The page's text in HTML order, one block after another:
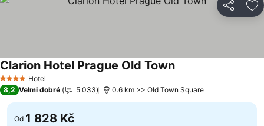
Sdílet
4 Počet hvězdiček
Hotel
Clarion Hotel Prague Old Town
8,2 Velmi dobré 5 033 0.6 km >> Old Town Square
Od 1 828 Kč